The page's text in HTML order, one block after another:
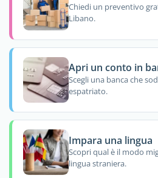
Chiedi un preventivo
Libano.
Apri un conto in
Scegli una banca che
espatriato.
Impara una lingua
Scopri qual è il modo
lingua straniera.